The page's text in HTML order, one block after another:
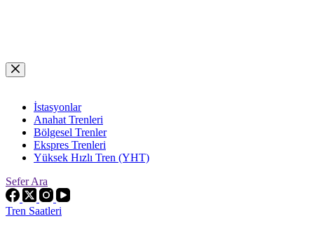
Skip
to
İstasyonlar
Anahat Trenleri
Bölgesel Trenler
Ekspres Trenleri
Yüksek Hızlı Tren (YHT)
Sefer Ara
Tren Saatleri